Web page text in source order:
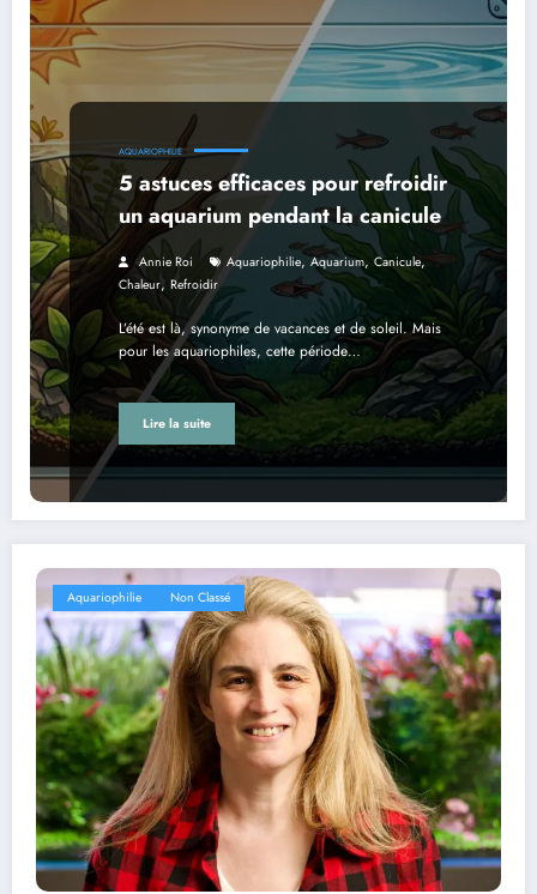
AQUARIOPHILIE
5 astuces efficaces pour refroidir
un aquarium pendant la canicule
Annie Roi Aquariophilie,Aquarium, Canicule,
Chaleur, Refroidir
L’été est là, synonyme de vacances et de soleil. Mais
pour les aquariophiles, cette période…
Lire la suite
Aquariophilie Non Classé